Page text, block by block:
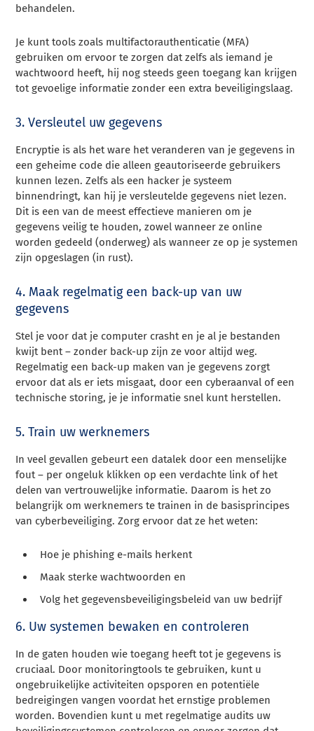
behandelen.
Je kunt tools zoals multifactorauthenticatie (MFA)
gebruiken om ervoor te zorgen dat zelfs als iemand je
wachtwoord heeft, hij nog steeds geen toegang kan krijgen
tot gevoelige informatie zonder een extra beveiligingslaag.
3. Versleutel uw gegevens
Encryptie is als het ware het veranderen van je gegevens in
een geheime code die alleen geautoriseerde gebruikers
kunnen lezen. Zelfs als een hacker je systeem
binnendringt, kan hij je versleutelde gegevens niet lezen.
Dit is een van de meest effectieve manieren om je
gegevens veilig te houden, zowel wanneer ze online
worden gedeeld (onderweg) als wanneer ze op je systemen
zijn opgeslagen (in rust).
4. Maak regelmatig een back-up van uw
gegevens
Stel je voor dat je computer crasht en je al je bestanden
kwijt bent – zonder back-up zijn ze voor altijd weg.
Regelmatig een back-up maken van je gegevens zorgt
ervoor dat als er iets misgaat, door een cyberaanval of een
technische storing, je je informatie snel kunt herstellen.
5. Train uw werknemers
In veel gevallen gebeurt een datalek door een menselijke
fout – per ongeluk klikken op een verdachte link of het
delen van vertrouwelijke informatie. Daarom is het zo
belangrijk om werknemers te trainen in de basisprincipes
van cyberbeveiliging. Zorg ervoor dat ze het weten:
Hoe je phishing e-mails herkent
Maak sterke wachtwoorden en
Volg het gegevensbeveiligingsbeleid van uw bedrijf
6. Uw systemen bewaken en controleren
In de gaten houden wie toegang heeft tot je gegevens is
cruciaal. Door monitoringtools te gebruiken, kunt u
ongebruikelijke activiteiten opsporen en potentiële
bedreigingen vangen voordat het ernstige problemen
worden. Bovendien kunt u met regelmatige audits uw